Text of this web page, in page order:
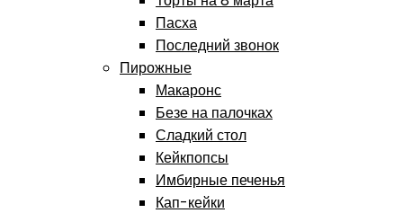
Пасха
Последний звонок
Пирожные
Макаронс
Безе на палочках
Сладкий стол
Кейкпопсы
Имбирные печенья
Кап-кейки